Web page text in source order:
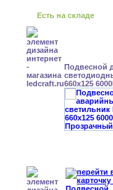
Есть на складе
Подвесной
660x125